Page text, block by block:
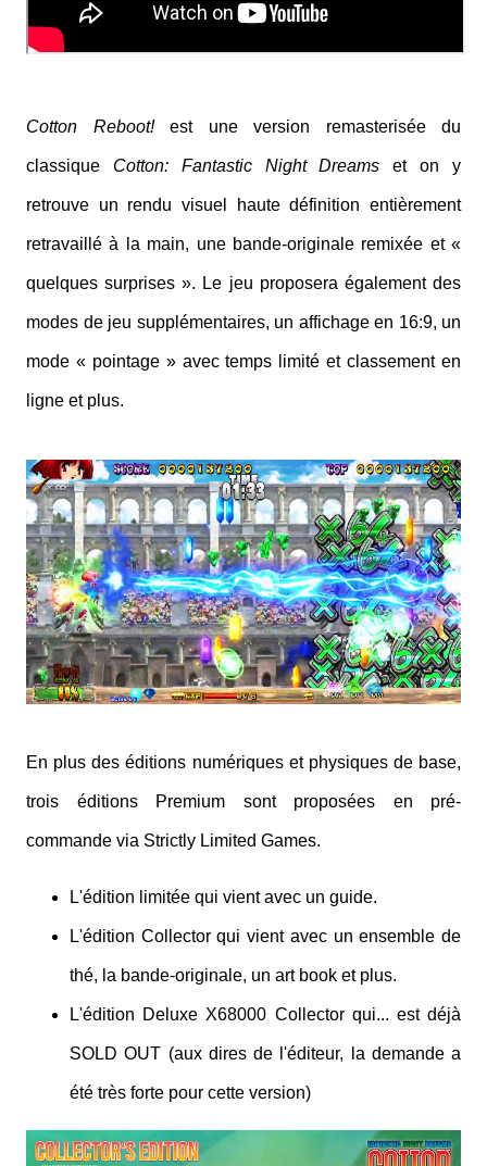
Cotton Reboot! est une version remasterisée du
classique Cotton: Fantastic Night Dreams et on y
retrouve un rendu visuel haute définition entièrement
retravaillé à la main, une bande-originale remixée et «
quelques surprises ». Le jeu proposera également des
modes de jeu supplémentaires, un affichage en 16:9, un
mode « pointage » avec temps limité et classement en
ligne et plus.
En plus des éditions numériques et physiques de base,
trois éditions Premium sont proposées en pré-
commande via Strictly Limited Games.
L'édition limitée qui vient avec un guide.
L'édition Collector qui vient avec un ensemble de
thé, la bande-originale, un art book et plus.
L'édition Deluxe X68000 Collector qui... est déjà
SOLD OUT (aux dires de l'éditeur, la demande a
été très forte pour cette version)